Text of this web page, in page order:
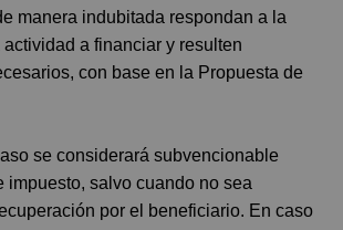
manera indubitada respondan a la
a financiar y resulten
con base en la Propuesta de
se considerará subvencionable
impuesto, salvo cuando no sea
por el beneficiario. En caso